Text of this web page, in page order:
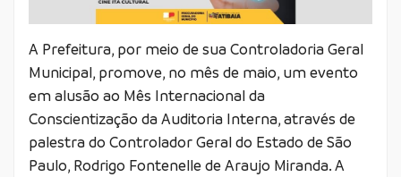
A Prefeitura, por meio de sua Controladoria Geral
Municipal, promove, no mês de maio, um evento
em alusão ao Mês Internacional da
Conscientização da Auditoria Interna, através de
palestra do Controlador Geral do Estado de São
Paulo, Rodrigo Fontenelle de Araujo Miranda. A